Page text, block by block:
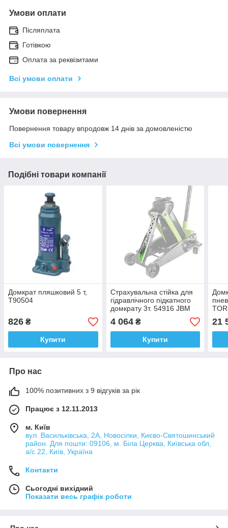
Умови оплати
Післяплата
Готівкою
Оплата за реквізитами
Всі умови оплати
Умови повернення
Повернення товару впродовж 14 днів за домовленістю
Всі умови повернення
Подібні товари компанії
Домкрат пляшковий 5 т,
T90504
826 ₴
Купити
Страхувальна стійка для
гідравлічного підкатного
домкрату 3т. 54916 JBM
4 064₴
Купити
21
Про нас
100% позитивних з 9 відгуків за рік
Працює з 12.11.2013
м. Київ
вул. Васильківська, 2А, Новосілки, Києво-Святошинський
район. Для пошти: 09106, м. Біла Церква, Київська обл,
а/с 22, Київ, Україна
Контакти
Сьогодні вихідний
Показати весь графік роботи